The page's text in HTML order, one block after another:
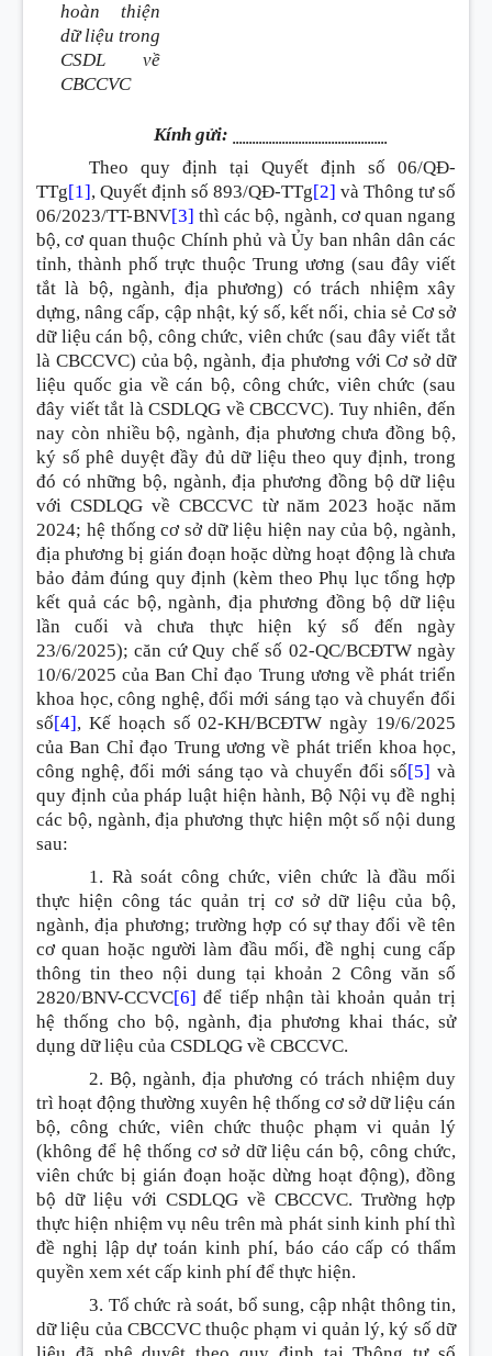
hoàn thiện
dữ liệu trong
CSDL về
CBCCVC
Kính gửi: ...............................................
Theo quy định tại Quyết định số 06/QĐ-
TTg[1], Quyết định số 893/QĐ-TTg[2] và Thông tư số
06/2023/TT-BNV[3] thì các bộ, ngành, cơ quan ngang
bộ, cơ quan thuộc Chính phủ và Ủy ban nhân dân các
tỉnh, thành phố trực thuộc Trung ương (sau đây viết
tắt là bộ, ngành, địa phương) có trách nhiệm xây
dựng, nâng cấp, cập nhật, ký số, kết nối, chia sẻ Cơ sở
dữ liệu cán bộ, công chức, viên chức (sau đây viết tắt
là CBCCVC) của bộ, ngành, địa phương với Cơ sở dữ
liệu quốc gia về cán bộ, công chức, viên chức (sau
đây viết tắt là CSDLQG về CBCCVC). Tuy nhiên, đến
nay còn nhiều bộ, ngành, địa phương chưa đồng bộ,
ký số phê duyệt đầy đủ dữ liệu theo quy định, trong
đó có những bộ, ngành, địa phương đồng bộ dữ liệu
với CSDLQG về CBCCVC từ năm 2023 hoặc năm
2024; hệ thống cơ sở dữ liệu hiện nay của bộ, ngành,
địa phương bị gián đoạn hoặc dừng hoạt động là chưa
bảo đảm đúng quy định (kèm theo Phụ lục tổng hợp
kết quả các bộ, ngành, địa phương đồng bộ dữ liệu
lần cuối và chưa thực hiện ký số đến ngày
23/6/2025); căn cứ Quy chế số 02-QC/BCĐTW ngày
10/6/2025 của Ban Chỉ đạo Trung ương về phát triển
khoa học, công nghệ, đổi mới sáng tạo và chuyển đổi
số[4], Kế hoạch số 02-KH/BCĐTW ngày 19/6/2025
của Ban Chỉ đạo Trung ương về phát triển khoa học,
công nghệ, đổi mới sáng tạo và chuyển đổi số[5] và
quy định của pháp luật hiện hành, Bộ Nội vụ đề nghị
các bộ, ngành, địa phương thực hiện một số nội dung
sau:
1. Rà soát công chức, viên chức là đầu mối
thực hiện công tác quản trị cơ sở dữ liệu của bộ,
ngành, địa phương; trường hợp có sự thay đổi về tên
cơ quan hoặc người làm đầu mối, đề nghị cung cấp
thông tin theo nội dung tại khoản 2 Công văn số
2820/BNV-CCVC[6] để tiếp nhận tài khoản quản trị
hệ thống cho bộ, ngành, địa phương khai thác, sử
dụng dữ liệu của CSDLQG về CBCCVC.
2. Bộ, ngành, địa phương có trách nhiệm duy
trì hoạt động thường xuyên hệ thống cơ sở dữ liệu cán
bộ, công chức, viên chức thuộc phạm vi quản lý
(không để hệ thống cơ sở dữ liệu cán bộ, công chức,
viên chức bị gián đoạn hoặc dừng hoạt động), đồng
bộ dữ liệu với CSDLQG về CBCCVC. Trường hợp
thực hiện nhiệm vụ nêu trên mà phát sinh kinh phí thì
đề nghị lập dự toán kinh phí, báo cáo cấp có thẩm
quyền xem xét cấp kinh phí để thực hiện.
3. Tổ chức rà soát, bổ sung, cập nhật thông tin,
dữ liệu của CBCCVC thuộc phạm vi quản lý, ký số dữ